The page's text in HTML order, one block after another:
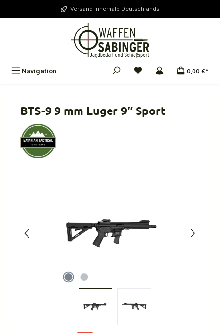
Versand innerhalb Deutschlands
Navigation 0,00 €*
BTS-9 9 mm Luger 9″ Sport